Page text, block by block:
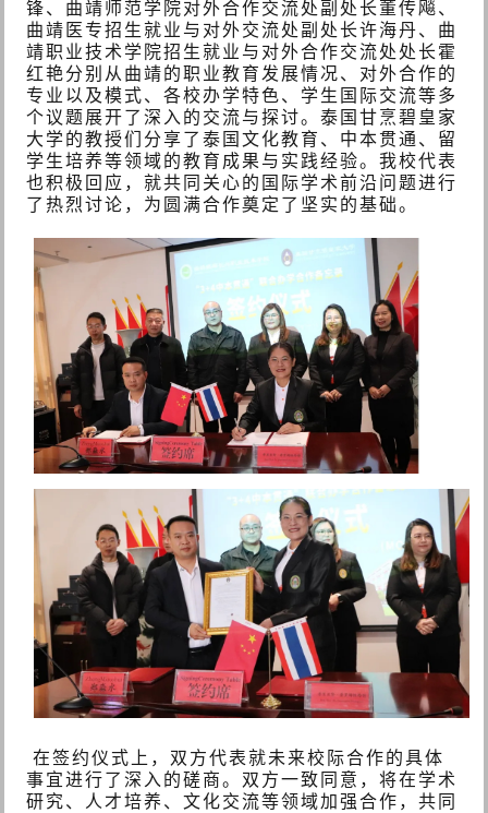
锋、曲靖师范学院对外合作交流处副处长董传飚、
曲靖医专招生就业与对外交流处副处长许海丹、曲
靖职业技术学院招生就业与对外合作交流处处长霍
红艳分别从曲靖的职业教育发展情况、对外合作的
专业以及模式、各校办学特色、学生国际交流等多
个议题展开了深入的交流与探讨。泰国甘烹碧皇家
大学的教授们分享了泰国文化教育、中本贯通、留
学生培养等领域的教育成果与实践经验。我校代表
也积极回应，就共同关心的国际学术前沿问题进行
了热烈讨论，为圆满合作奠定了坚实的基础。
在签约仪式上，双方代表就未来校际合作的具体
事宜进行了深入的磋商。双方一致同意，将在学术
研究、人才培养、文化交流等领域加强合作，共同